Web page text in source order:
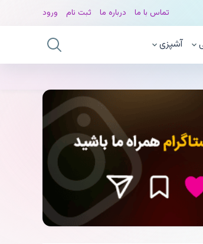
تماس با ما درباره ما ثبت نام ورود
آشپزی